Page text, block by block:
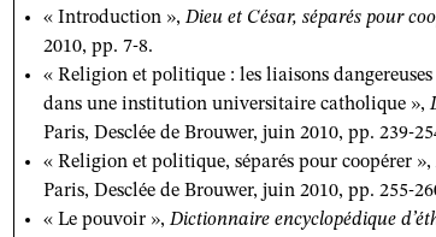
« Introduction », Dieu et César, séparés pour
2010, pp. 7-8.
« Religion et politique : les liaisons
dans une institution universitaire catholique »,
Paris, Desclée de Brouwer, juin 2010, pp. 239-
« Religion et politique, séparés pour coopérer »,
Paris, Desclée de Brouwer, juin 2010, pp. 255-
« Le pouvoir », Dictionnaire encyclopédique